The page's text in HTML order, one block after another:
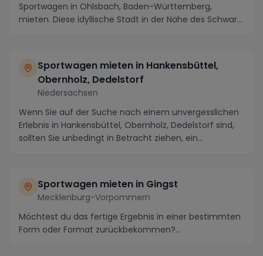
Sportwagen in Ohlsbach, Baden-Württemberg,
mieten. Diese idyllische Stadt in der Nähe des Schwar...
Sportwagen mieten in Hankensbüttel,
Obernholz, Dedelstorf
Niedersachsen
Wenn Sie auf der Suche nach einem unvergesslichen
Erlebnis in Hankensbüttel, Obernholz, Dedelstorf sind,
sollten Sie unbedingt in Betracht ziehen, ein...
Sportwagen mieten in Gingst
Mecklenburg-Vorpommern
Möchtest du das fertige Ergebnis in einer bestimmten
Form oder Format zurückbekommen?...